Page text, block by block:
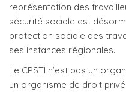
représentation des
sécurité sociale est
protection sociale des
ses instances régionales.
Le CPSTI n’est pas un
un organisme de droit